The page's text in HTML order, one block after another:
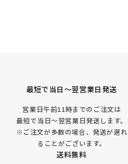
最短で当日～翌営業日発送
営業日午前11時までのご注文は
最短で当日～翌営業日発送します。
※ご注文が多数の場合、発送が遅れ
ることがございます。
送料無料